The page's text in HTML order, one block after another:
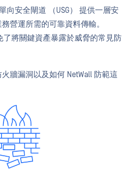
單向安全閘道 （USG） 提供一層安
營運所需的可靠資料傳輸。
了將關鍵資產暴露於威脅的常見防
牆漏洞以及如何 NetWall 防範這